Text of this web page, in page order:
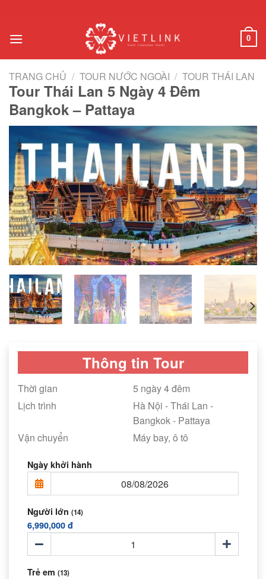
nội
0
TRANG CHỦ / TOUR NƯỚC NGOÀI / TOUR THÁI LAN
Tour Thái Lan 5 Ngày 4 Đêm
Bangkok – Pattaya
Thông tin Tour
Thời gian
5 ngày 4 đêm
Lịch trình
Hà Nội - Thái Lan -
Bangkok - Pattaya
Vận chuyển
Máy bay, ô tô
Ngày khởi hành
Người lớn (14)
6,990,000 đ
Trẻ em (13)